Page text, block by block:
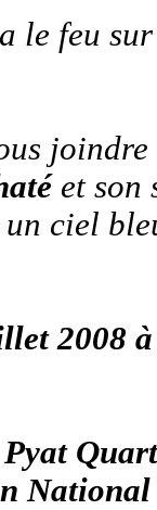
le feu
et son
ciel
2008 à